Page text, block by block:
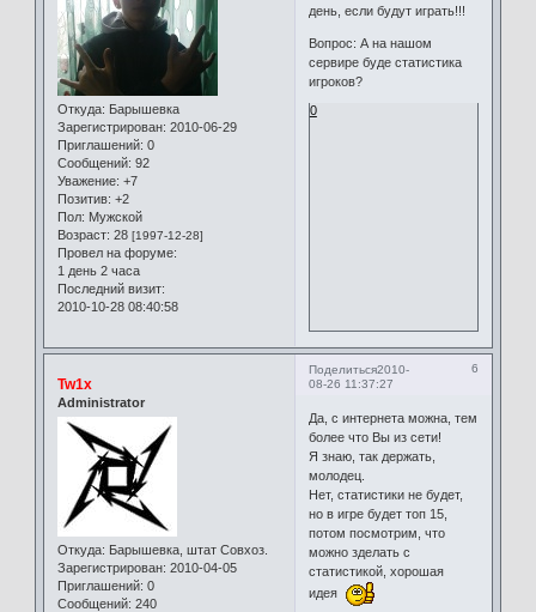
Откуда: Барышевка
Зарегистрирован: 2010-06-29
Приглашений: 0
Сообщений: 92
Уважение: +7
Позитив: +2
Пол: Мужской
Возраст: 28 [1997-12-28]
Провел на форуме:
1 день 2 часа
Последний визит:
2010-10-28 08:40:58
день, если будут играть!!!
Вопрос: А на нашом
сервире буде статистика
игроков?
0
Поделиться 6
2010-
08-26 11:37:27
Tw1x
Administrator
Откуда: Барышевка, штат Совхоз.
Зарегистрирован: 2010-04-05
Приглашений: 0
Сообщений: 240
Да, с интернета можна, тем
более что Вы из сети!
Я знаю, так держать,
молодец.
Нет, статистики не будет,
но в игре будет топ 15,
потом посмотрим, что
можно зделать с
статистикой, хорошая
идея